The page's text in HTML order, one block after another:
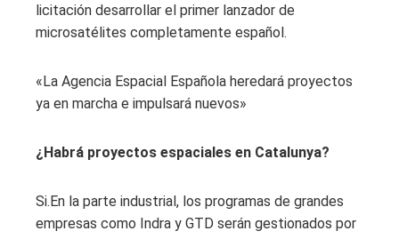
licitación desarrollar el primer lanzador de
microsatélites completamente español.
«La Agencia Espacial Española heredará proyectos
ya en marcha e impulsará nuevos»
¿Habrá proyectos espaciales en Catalunya?
Si.En la parte industrial, los programas de grandes
empresas como Indra y GTD serán gestionados por